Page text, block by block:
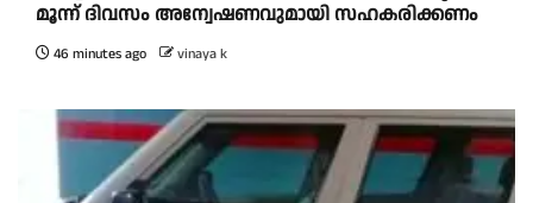
മൂന്ന് ദിവസം അന്വേഷണവുമായി സഹകരിക്കണം
46 minutes ago vinaya k